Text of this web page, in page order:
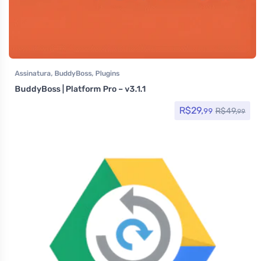
Assinatura, BuddyBoss, Plugins
BuddyBoss | Platform Pro – v3.1.1
R$29,99 R$49,99